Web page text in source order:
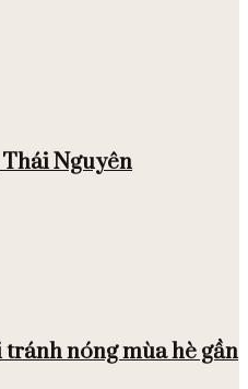
Nguyên
nóng mùa hè gần